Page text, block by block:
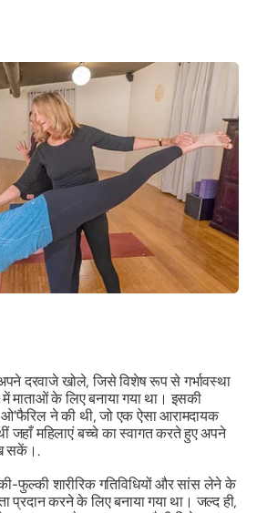
दरवाजे खोले, जिसे विशेष रूप से गर्भावस्था
माताओं के लिए बनाया गया था। इसकी
ओ'फैरिल ने की थी, जो एक ऐसा आरामदायक
जहाँ महिलाएं बच्चे का स्वागत करते हुए अपने
सकें।.
फुल्की शारीरिक गतिविधियों और सांस लेने के
प्रदान करने के लिए बनाया गया था। जल्द ही,